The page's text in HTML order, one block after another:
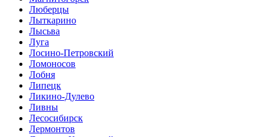
Люберцы
Лыткарино
Лысьва
Луга
Лосино-Петровский
Ломоносов
Лобня
Липецк
Ликино-Дулево
Ливны
Лесосибирск
Лермонтов